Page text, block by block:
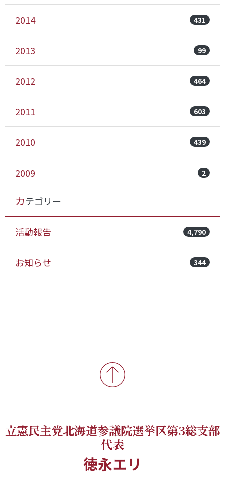
2014 431
2013 99
2012 464
2011 603
2010 439
2009 2
カテゴリー
活動報告 4,790
お知らせ 344
立憲民主党北海道参議院選挙区第3総支部
代表
徳永エリ